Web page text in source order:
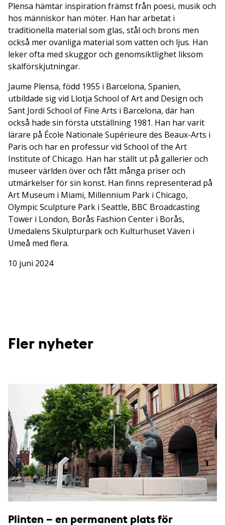
Plensa hämtar inspiration främst från poesi, musik och
hos människor han möter. Han har arbetat i
traditionella material som glas, stål och brons men
också mer ovanliga material som vatten och ljus. Han
leker ofta med skuggor och genomsiktlighet liksom
skalförskjutningar.
Jaume Plensa, född 1955 i Barcelona, Spanien,
utbildade sig vid Llotja School of Art and Design och
Sant Jordi School of Fine Arts i Barcelona, där han
också hade sin första utställning 1981. Han har varit
lärare på École Nationale Supérieure des Beaux-Arts i
Paris och har en professur vid School of the Art
Institute of Chicago. Han har ställt ut på gallerier och
museer världen över och fått många priser och
utmärkelser för sin konst. Han finns representerad på
Art Museum i Miami, Millennium Park i Chicago,
Olympic Sculpture Park i Seattle, BBC Broadcasting
Tower i London, Borås Fashion Center i Borås,
Umedalens Skulpturpark och Kulturhuset Väven i
Umeå med flera.
10 juni 2024
Fler nyheter
Plinten – en permanent plats för